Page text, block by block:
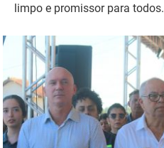
limpo e promissor para todos.